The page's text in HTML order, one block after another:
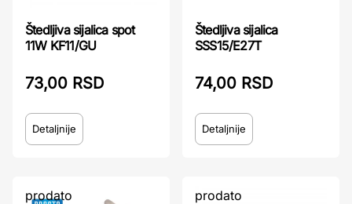
Štedljiva sijalica spot
11W KF11/GU
73,00 RSD
Detaljnije
Štedljiva sijalica
SSS15/E27T
74,00 RSD
Detaljnije
prodato prodato